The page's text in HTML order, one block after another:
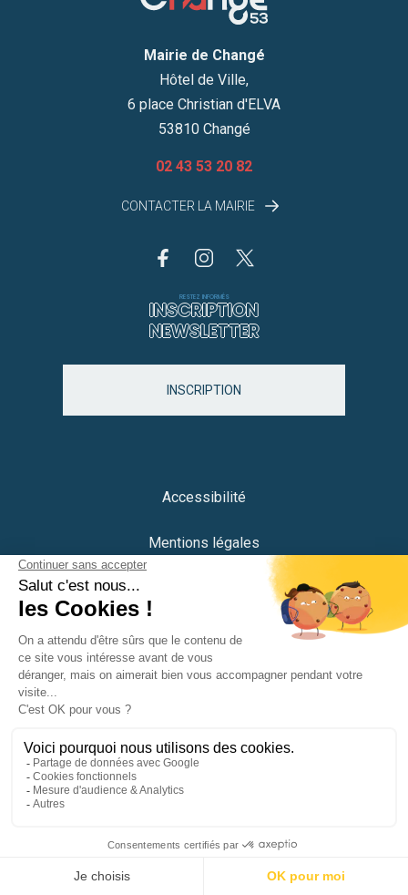
Mairie de Changé
Hôtel de Ville,
6 place Christian d'ELVA
53810 Changé
02 43 53 20 82
CONTACTER LA MAIRIE
RESTEZ INFORMÉS
INSCRIPTION
NEWSLETTER
INSCRIPTION
Accessibilité
Mentions légales
Protection des données
Plan du site
Crédits